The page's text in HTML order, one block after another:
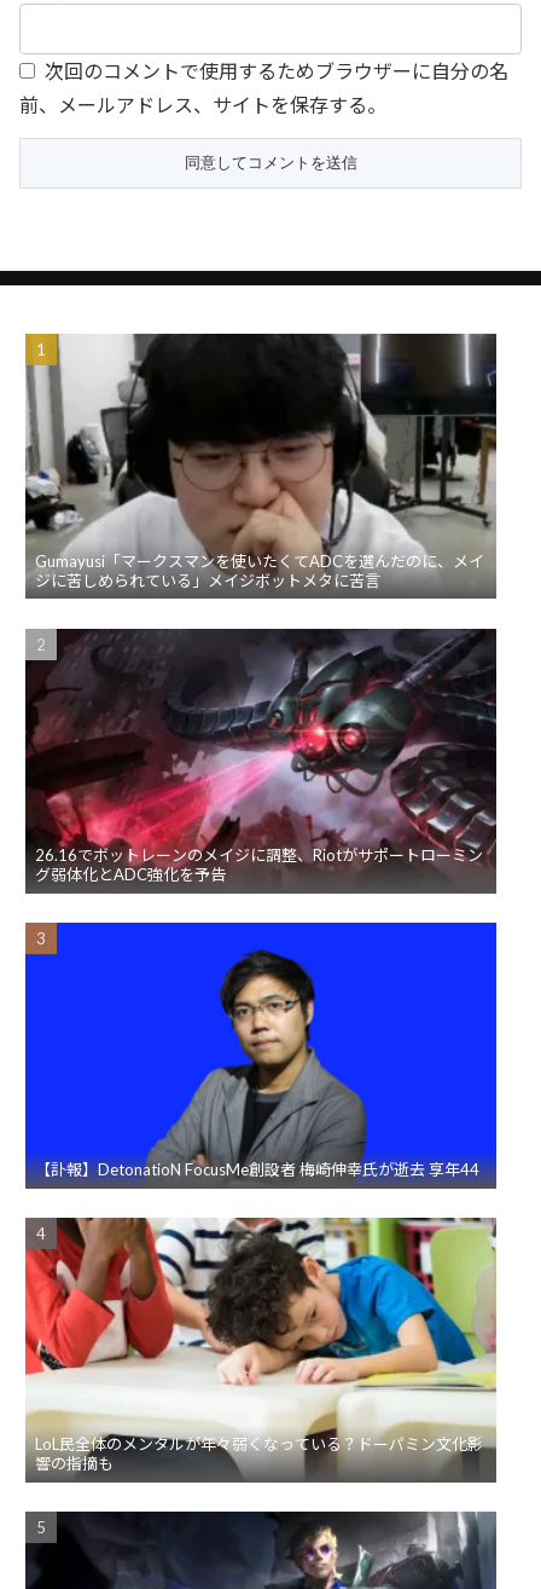
次回のコメントで使用するためブラウザーに自分の名
前、メールアドレス、サイトを保存する。
Gumayusi「マークスマンを使いたくてADCを選んだのに、メイ
ジに苦しめられている」メイジボットメタに苦言
26.16でボットレーンのメイジに調整、Riotがサポートローミン
グ弱体化とADC強化を予告
【訃報】DetonatioN FocusMe創設者 梅崎伸幸氏が逝去 享年44
LoL民全体のメンタルが年々弱くなっている？ドーパミン文化影
響の指摘も